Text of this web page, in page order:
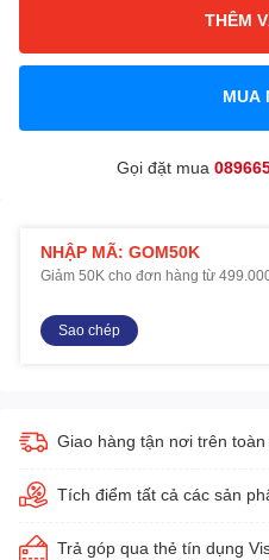
THÊM
MUA
Gọi đặt mua
NHẬP MÃ: GOM50K
Giảm 50K cho đơn hàng từ
Sao chép
Giao hàng tận nơi trên toàn
Tích điểm tất cả các sản
Trả góp qua thẻ tín dụng